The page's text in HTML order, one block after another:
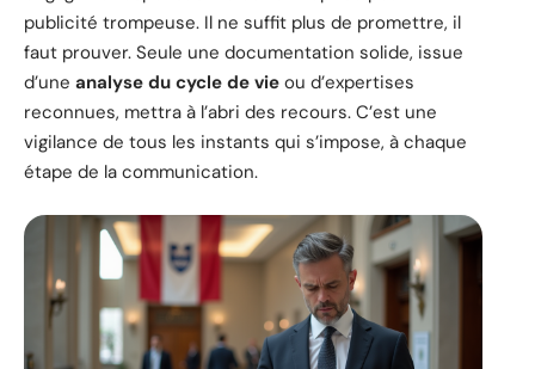
publicité trompeuse. Il ne suffit plus de promettre, il
faut prouver. Seule une documentation solide, issue
d’une analyse du cycle de vie ou d’expertises
reconnues, mettra à l’abri des recours. C’est une
vigilance de tous les instants qui s’impose, à chaque
étape de la communication.